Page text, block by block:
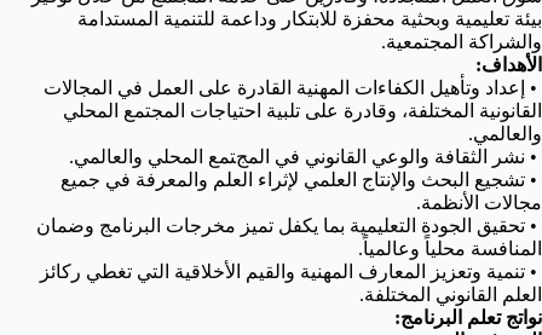
بيئة تعليمية وبحثية محفزة للابتكار وداعمة للتنمية المستدامة
والشراكة المجتمعية.
الأهداف:
• إعداد وتأهيل الكفاءات المهنية القادرة على العمل في المجالات
القانونية المختلفة، وقادرة على تلبية احتياجات المجتمع المحلي
والعالمي.
• نشر الثقافة والوعي القانوني في المجتمع المحلي والعالمي.
• تشجيع البحث والإنتاج العلمي لإثراء العلم والمعرفة في جميع
مجالات الأنظمة.
• تحقيق الجودة التعليمية بما يكفل تميز مخرجات البرنامج وضمان
المنافسة محلياً وعالمياً.
• تنمية وتعزيز المعارف المهنية والقيم الأخلاقية التي تغطي ركائز
العلم القانوني المختلفة.
نواتج تعلم البرنامج: